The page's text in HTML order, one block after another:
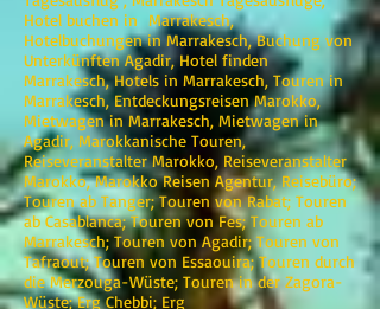
Hotel buchen in Marrakesch,
Hotelbuchungen in Marrakesch, Buchung von
Unterkünften Agadir, Hotel finden
Marrakesch, Hotels in Marrakesch, Touren in
Marrakesch, Entdeckungsreisen Marokko,
Mietwagen in Marrakesch, Mietwagen in
Agadir, Marokkanische Touren,
Reiseveranstalter Marokko, Reiseveranstalter
Marokko, Marokko Reisen Agentur, Reisebüro;
Touren ab Tanger; Touren von Rabat; Touren
ab Casablanca; Touren von Fes; Touren ab
Marrakesch; Touren von Agadir; Touren von
Tafraout; Touren von Essaouira; Touren durch
die Merzouga-Wüste; Touren in der Zagora-
Wüste; Erg Chebbi; Erg